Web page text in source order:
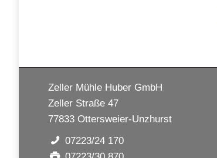
Zeller Mühle Huber GmbH
Zeller Straße 47
77833 Ottersweier-Unzhurst
07223/24 170